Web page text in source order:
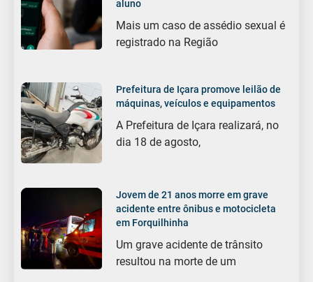
aluno
Mais um caso de assédio sexual é
registrado na Região
Prefeitura de Içara promove leilão de
máquinas, veículos e equipamentos
A Prefeitura de Içara realizará, no
dia 18 de agosto,
Jovem de 21 anos morre em grave
acidente entre ônibus e motocicleta
em Forquilhinha
Um grave acidente de trânsito
resultou na morte de um